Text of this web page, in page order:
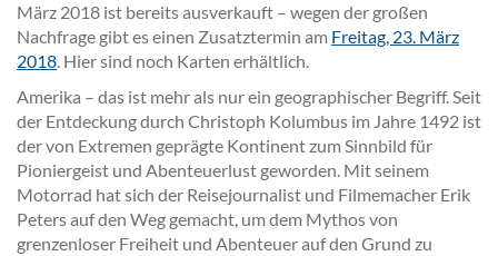
März 2018 ist bereits ausverkauft – wegen der großen
Nachfrage gibt es einen Zusatztermin am Freitag, 23. März
2018. Hier sind noch Karten erhältlich.
Amerika – das ist mehr als nur ein geographischer Begriff. Seit
der Entdeckung durch Christoph Kolumbus im Jahre 1492 ist
der von Extremen geprägte Kontinent zum Sinnbild für
Pioniergeist und Abenteuerlust geworden. Mit seinem
Motorrad hat sich der Reisejournalist und Filmemacher Erik
Peters auf den Weg gemacht, um dem Mythos von
grenzenloser Freiheit und Abenteuer auf den Grund zu